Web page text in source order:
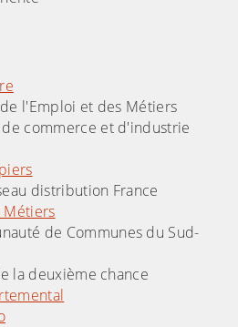
l'Emploi et des Métiers
commerce et d'industrie
distribution France
Métiers
de Communes du Sud-
la deuxième chance